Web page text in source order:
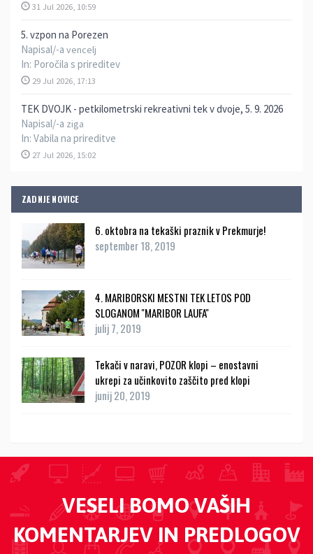
31 Jul 2026, 10:59
5. vzpon na Porezen
Napisal/-a vencelj
In: Poročila s prireditev
29 Jul 2026, 17:13
TEK DVOJK - petkilometrski rekreativni tek v dvoje, 5. 9. 2026
Napisal/-a ziga
In: Vabila na prireditve
27 Jul 2026, 15:02
ZADNJE NOVICE
6. oktobra na tekaški praznik v Prekmurje!
september 18, 2019
4. MARIBORSKI MESTNI TEK LETOS POD
SLOGANOM ''MARIBOR LAUFA''
julij 7, 2019
Tekači v naravi, POZOR klopi – enostavni
ukrepi za učinkovito zaščito pred klopi
junij 20, 2019
VESELI BOMO VAŠIH
KOMENTARJEV IN PREDLOGOV